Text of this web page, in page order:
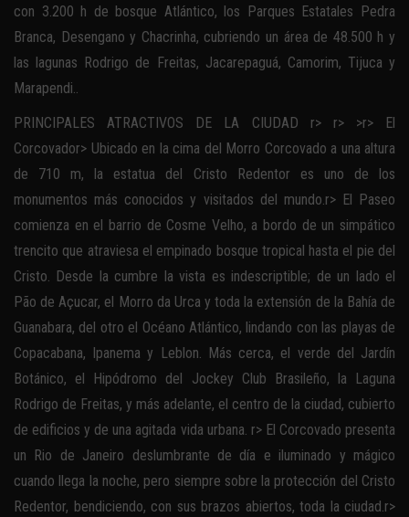
con 3.200 h de bosque Atlántico, los Parques Estatales Pedra
Branca, Desengano y Chacrinha, cubriendo un área de 48.500 h y
las lagunas Rodrigo de Freitas, Jacarepaguá, Camorim, Tijuca y
Marapendi..
PRINCIPALES ATRACTIVOS DE LA CIUDAD r> r> >r> El
Corcovador> Ubicado en la cima del Morro Corcovado a una altura
de 710 m, la estatua del Cristo Redentor es uno de los
monumentos más conocidos y visitados del mundo.r> El Paseo
comienza en el barrio de Cosme Velho, a bordo de un simpático
trencito que atraviesa el empinado bosque tropical hasta el pie del
Cristo. Desde la cumbre la vista es indescriptible; de un lado el
Pão de Açucar, el Morro da Urca y toda la extensión de la Bahía de
Guanabara, del otro el Océano Atlántico, lindando con las playas de
Copacabana, Ipanema y Leblon. Más cerca, el verde del Jardín
Botánico, el Hipódromo del Jockey Club Brasileño, la Laguna
Rodrigo de Freitas, y más adelante, el centro de la ciudad, cubierto
de edificios y de una agitada vida urbana. r> El Corcovado presenta
un Rio de Janeiro deslumbrante de día e iluminado y mágico
cuando llega la noche, pero siempre sobre la protección del Cristo
Redentor, bendiciendo, con sus brazos abiertos, toda la ciudad.r>